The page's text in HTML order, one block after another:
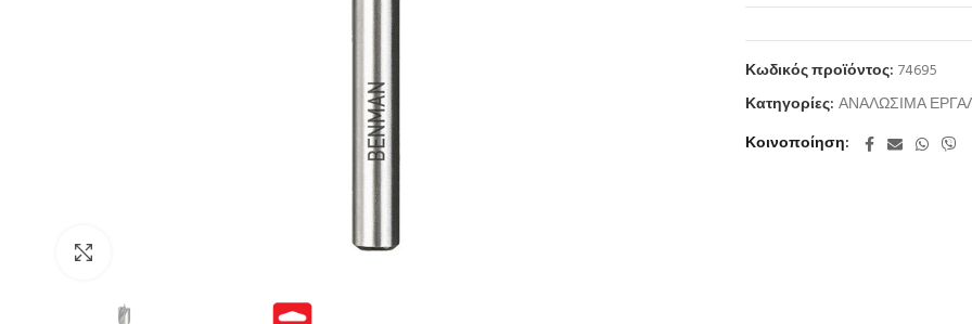
Κωδικός προϊόντος: 74695
Κατηγορίες: ΑΝΑΛΩΣΙΜΑ
Κοινοποίηση